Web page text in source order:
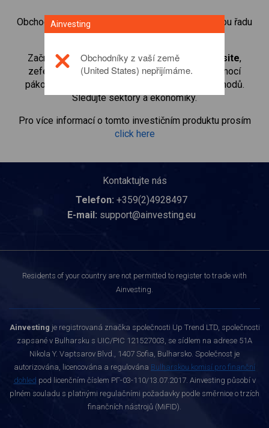
Obchodování s CFD na akciové indexy přináší celou řadu
investičních příležitostí.
Začněte obchodovat CFD naNASDAQ Composite,
zefektivněte své vklady s malými maržemi pomocí
pákového efektu a zvyšte tak objem svých obchodů.
Sledujte sektory a ekonomiky.
Pro více informací o tomto investičním produktu prosím
click here
Kontaktujte nás
Telefon: +359(2)4928497
E-mail: support@ainvesting.eu
Residents of your country are not permitted to register to trade with
Ainvesting.
Ainvesting je registrovaná značka společnosti Up Trend LTD, společnosti
zapsané v Bulharsku s UIC/PIC 121527003, se sídlem na adrese 51A
Nikola Y. Vaptsarov Blvd., 1407 Sofia, Bulharsko. Společnost je
autorizována, licencována a regulována Bulharskou komisí pro finanční
dohled pod licenčním číslem РГ-03-110/13.07.2017. Ainvesting působí v
plném souladu s platnými regulačními požadavky podle směrnice o trzích
finančních nástrojů (MiFID).
Ainvesting
Obchodníky z vaší země
(United States) nepřijímáme.